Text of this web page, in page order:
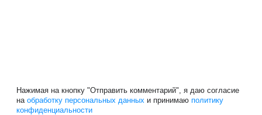
Нажимая на кнопку "Отправить комментарий", я даю согласие
на обработку персональных данных и принимаю политику
конфиденциальности